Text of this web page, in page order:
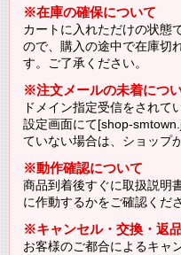
※在庫の確保について
カートに入れただけの状態
ので、購入の途中で在庫切
す。ご了承ください。
※注文メールの未着につ
ドメイン指定受信をされて
設定画面にて[shop-
ていない場合は、ショップ
※動作確認について
商品到着後すぐに取扱説明
に作動するかをご確認くだ
※キャンセル・交換・返
お客様のご都合によるキャ